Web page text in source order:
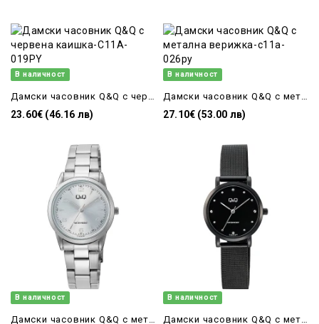
В наличност
23.60€ (46.16 лв)
В наличност
27.10€ (53.00 лв)
В наличност В наличност